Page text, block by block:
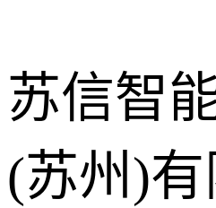
苏信智
(苏州)有
中心供氧系